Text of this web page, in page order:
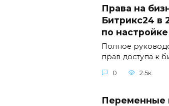
Права на
Битрикс24 в
по
Полное
прав доступа к
0 2.5к.
Переменные